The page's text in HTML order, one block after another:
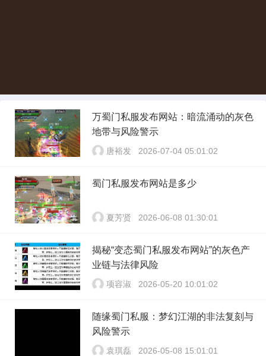
万蜀门私服发布网站：暗流涌动的灰色
地带与风险警示
唐裕发 2026-07-04 05:01:02
蜀门私服发布网站是多少
夏芳贤 2026-06-08 01:30:01
揭秘“变态蜀门私服发布网站”的灰色产
业链与法律风险
项容淑 2026-05-20 10:01:02
随缘蜀门私服：梦幻江湖的非法复刻与
风险警示
袁琪磊 2026-05-08 15:01:01